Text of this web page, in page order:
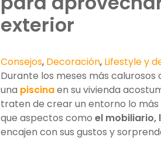
exterior
Consejos, Decoración, Lifestyle y
Durante los meses más
una piscinaen su vivienda
traten de crear un entorno lo
que aspectos como el mobiliario,
encajen con sus gustos y